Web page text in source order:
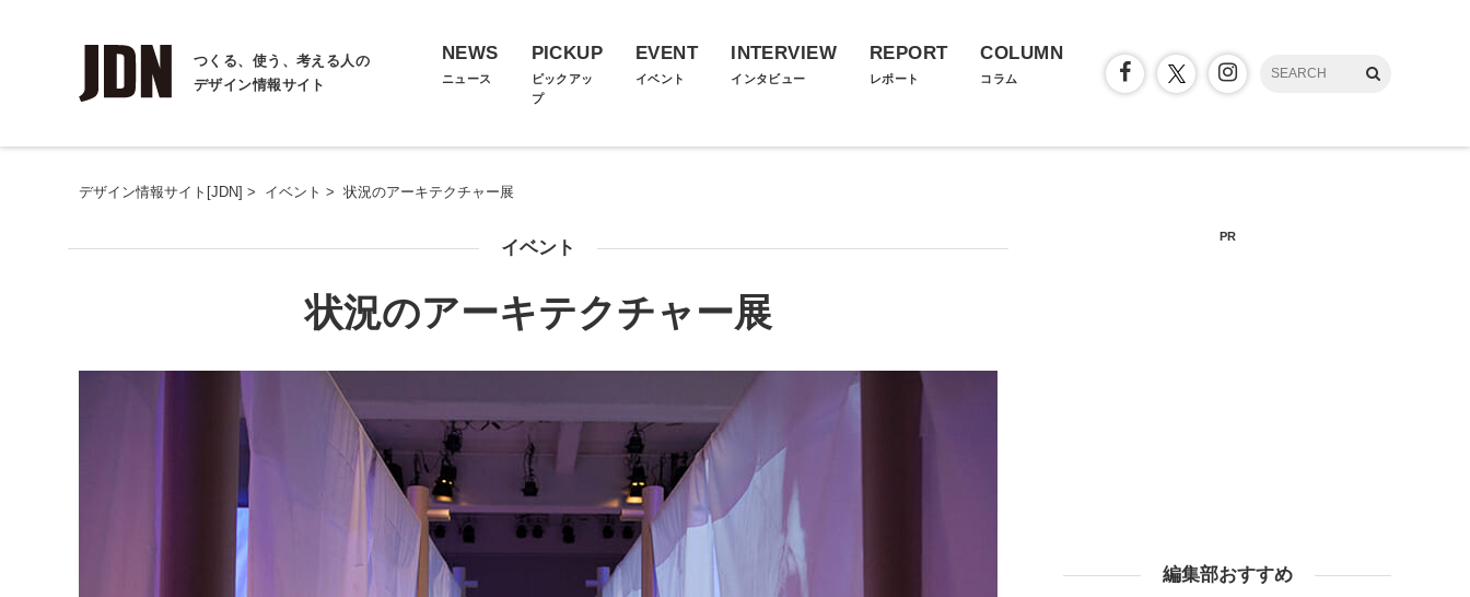
つくる、使う、考える人の
デザイン情報サイト
NEWS
ニュース
PICKUP
ピックアッ
プ
EVENT
イベント
INTERVIEW
インタビュー
REPORT
レポート
COLUMN
コラム
デザイン情報サイト[JDN] > イベント > 状況のアーキテクチャー展
イベント
状況のアーキテクチャー展
PR
編集部おすすめ